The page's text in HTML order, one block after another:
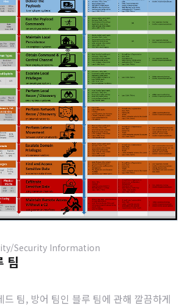
하는 리버싱: x86/x64 윈도우, 리눅스부터
지* The Art of Assembly Language..
Security Information
팀
드 팀, 방어 팀인 블루 팀에 관해 깔끔하게